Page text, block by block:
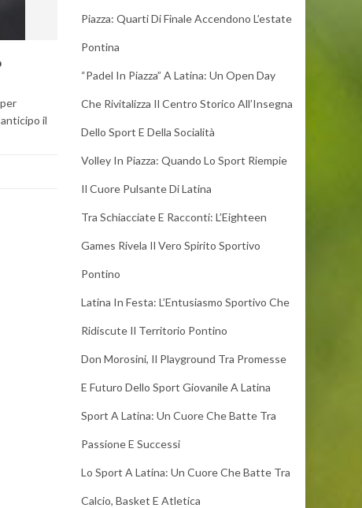
il
Piazza: Quarti Di Finale Accendono L’estate
Pontina
“Padel In Piazza” A Latina: Un Open Day
Che Rivitalizza Il Centro Storico All’Insegna
Dello Sport E Della Socialità
Volley In Piazza: Quando Lo Sport Riempie
Il Cuore Pulsante Di Latina
Tra Schiacciate E Racconti: L’Eighteen
Games Rivela Il Vero Spirito Sportivo
Pontino
Latina In Festa: L’Entusiasmo Sportivo Che
Ridiscute Il Territorio Pontino
Don Morosini, Il Playground Tra Promesse
E Futuro Dello Sport Giovanile A Latina
Sport A Latina: Un Cuore Che Batte Tra
Passione E Successi
Lo Sport A Latina: Un Cuore Che Batte Tra
Calcio, Basket E Atletica